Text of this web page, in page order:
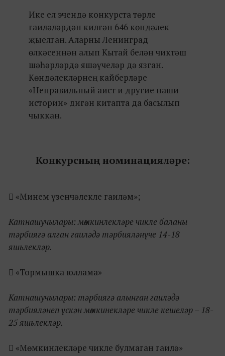
Ике ел эчендә конкурста төрле
гаиләләрдән килгән 646 көндәлек
җыелган. Аларны Ленинград
өлкәсеннән алып Кытай белән чиктәш
шәһәрләрдә яшәүчеләр дә язган.
Көндәлекләрнең кайберләре
«Неправильный аист и другие наши
истории» дигән китапта да басылып
чыккан.
Конкурсның номинацияләре:
​ «Минем үзенчәлекле гаиләм»;
Катнашучылары: мөмкинлекләре чикле баланы
тәрбиягә алган гаиләдә тәрбияләнүче 14-18
яшьлекләр.
​ «Тормышка юллама»
Катнашучылары: тәрбиягә алынган гаиләдә
тәрбияләнеп үскән мөмкинекләре чикле кешеләр – 18-
25 яшьлекләр.
​ «Мөмкинлекләре чикле булмаган гаилә»